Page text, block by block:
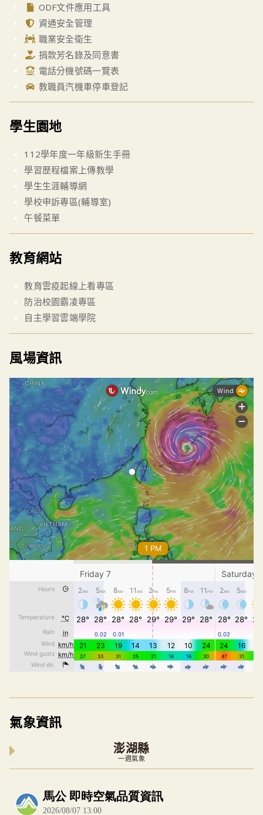
ODF文件應用工具
資通安全管理
職業安全衛生
捐款芳名錄及同意書
電話分機號碼一覽表
教職員汽機車停車登記
學生園地
112學年度一年級新生手冊
學習歷程檔案上傳教學
學生生涯輔導網
學校申訴專區(輔導室)
午餐菜單
教育網站
教育雲疫起線上看專區
防治校園霸凌專區
自主學習雲端學院
風場資訊
氣象資訊
澎湖縣
一週氣象
內嵌空氣品質小工具為視覺預覽，完整即時空